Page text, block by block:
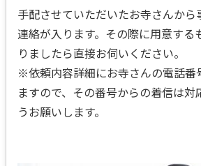
手配させていただいたお寺さんか
連絡が入ります。その際に用意する
りましたら直接お伺いください。
※依頼内容詳細にお寺さんの電話番
ますので、その番号からの着信は対
うお願いします。